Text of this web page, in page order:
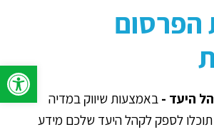
הפרסום
היעד - באמצעות שיווק במדיה
לספק לקהל היעד שלכם מידע
פתח